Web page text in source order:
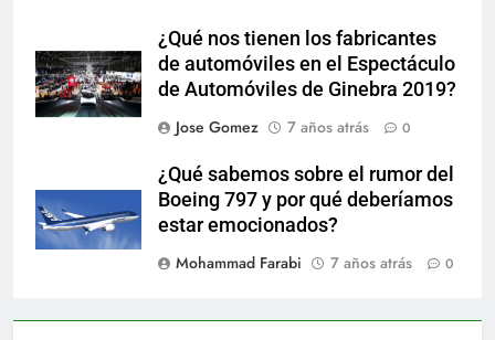
¿Qué nos tienen los fabricantes
de automóviles en el Espectáculo
de Automóviles de Ginebra 2019?
Jose Gomez
7 años atrás 0
¿Qué sabemos sobre el rumor del
Boeing 797 y por qué deberíamos
estar emocionados?
Mohammad Farabi
7 años atrás 0